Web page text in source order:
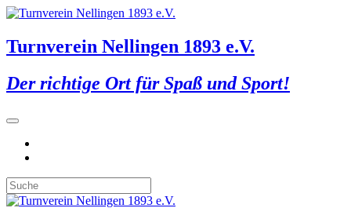
Turnverein Nellingen 1893 e.V.
Der richtige Ort für Spaß und Sport!